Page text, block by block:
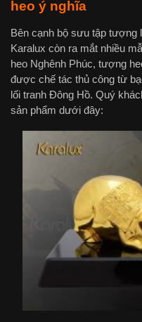
heo ý nghĩa
Bên cạnh bộ sưu tập tượng
Karalux còn ra mắt nhiều
heo Nghênh Phúc, tượng
được chế tác thủ công từ
lối tranh Đông Hồ. Quý
sản phẩm dưới đây: